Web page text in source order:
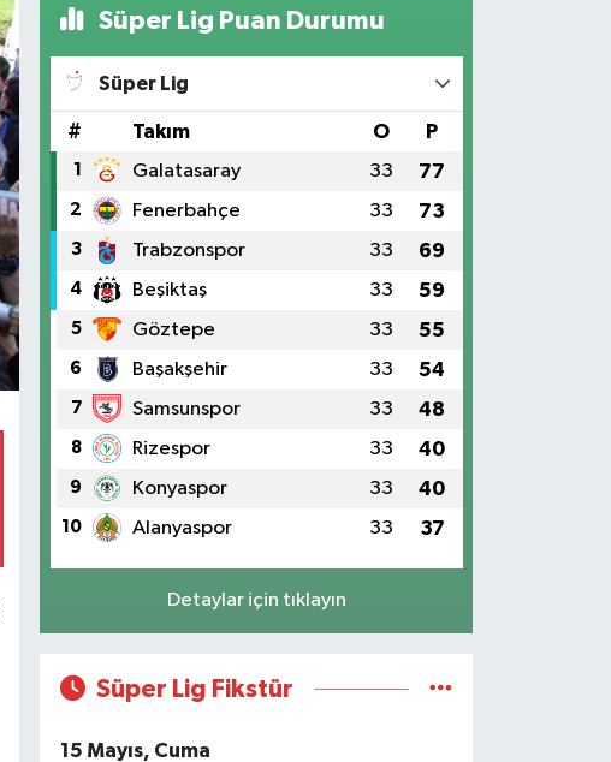
Süper Lig Puan Durumu
Süper Lig
# Takım O P
1 Galatasaray 33 77
2 Fenerbahçe 33 73
3 Trabzonspor 33 69
4 Beşiktaş 33 59
5 Göztepe 33 55
6 Başakşehir 33 54
7 Samsunspor 33 48
8 Rizespor 33 40
9 Konyaspor 33 40
10 Alanyaspor 33 37
Detaylar için tıklayın
Süper Lig Fikstür
15 Mayıs, Cuma